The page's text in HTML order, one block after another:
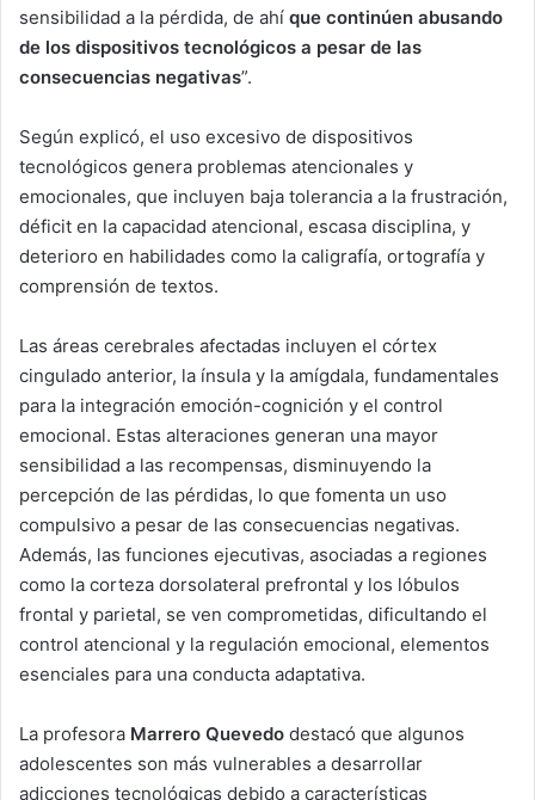
sensibilidad a la pérdida, de ahí que continúen abusando
de los dispositivos tecnológicos a pesar de las
consecuencias negativas”.
Según explicó, el uso excesivo de dispositivos
tecnológicos genera problemas atencionales y
emocionales, que incluyen baja tolerancia a la frustración,
déficit en la capacidad atencional, escasa disciplina, y
deterioro en habilidades como la caligrafía, ortografía y
comprensión de textos.
Las áreas cerebrales afectadas incluyen el córtex
cingulado anterior, la ínsula y la amígdala, fundamentales
para la integración emoción-cognición y el control
emocional. Estas alteraciones generan una mayor
sensibilidad a las recompensas, disminuyendo la
percepción de las pérdidas, lo que fomenta un uso
compulsivo a pesar de las consecuencias negativas.
Además, las funciones ejecutivas, asociadas a regiones
como la corteza dorsolateral prefrontal y los lóbulos
frontal y parietal, se ven comprometidas, dificultando el
control atencional y la regulación emocional, elementos
esenciales para una conducta adaptativa.
La profesora Marrero Quevedo destacó que algunos
adolescentes son más vulnerables a desarrollar
adicciones tecnológicas debido a características